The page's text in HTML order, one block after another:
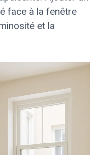
face à la fenêtre
et la